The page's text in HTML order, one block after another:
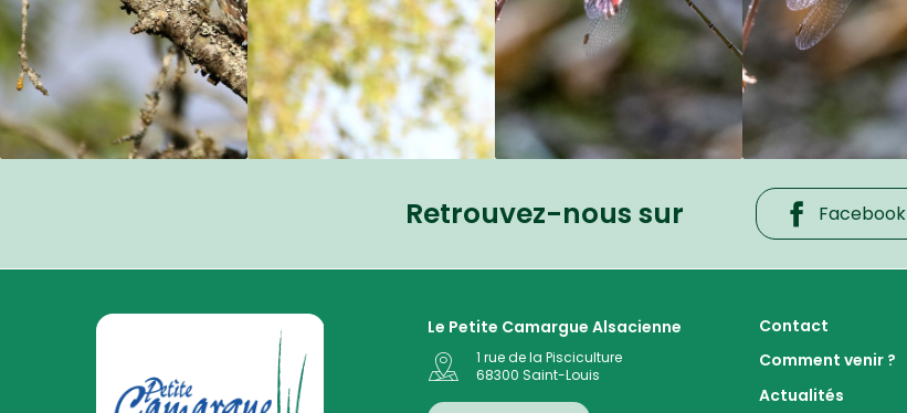
Retrouvez-nous sur Facebook
La Petite Camargue Alsacienne Réserve Naturelle au cœur de la plaine rhénane alluviale
Le Petite Camargue Alsacienne
1 rue de la Pisciculture
68300 Saint-Louis
Contact
Comment venir ?
Actualités